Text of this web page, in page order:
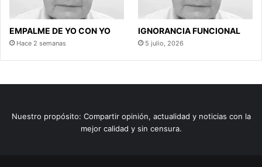
EMPALME DE YO CON YO
Hace 2 semanas
IGNORANCIA FUNCIONAL
5 julio, 2026
Nuestro propósito: Compartir opinión, actualidad y noticias con la
mejor calidad y sin censura.